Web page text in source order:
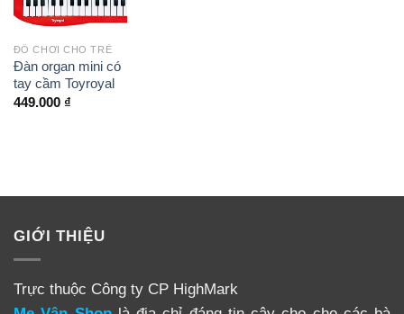
ĐỒ CHƠI CHO TRẺ
Đàn organ mini có
tay cầm Toyroyal
449.000 ₫
GIỚI THIỆU
Trực thuộc Công ty CP HighMark